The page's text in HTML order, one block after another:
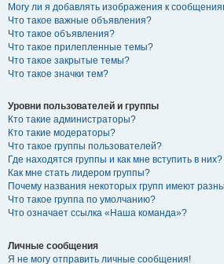
Могу ли я добавлять изображения к
Что такое важные объявления?
Что такое объявления?
Что такое прилепленные темы?
Что такое закрытые темы?
Что такое значки тем?
Уровни пользователей и группы
Кто такие администраторы?
Кто такие модераторы?
Что такое группы пользователей?
Где находятся группы и как мне вступить в них?
Как мне стать лидером группы?
Почему названия некоторых групп имеют
Что такое группа по умолчанию?
Что означает ссылка «Наша команда»?
Личные сообщения
Я не могу отправить личные сообщения!